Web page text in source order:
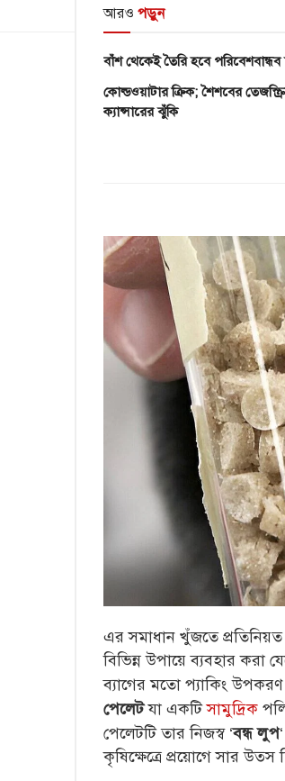
আরও পড়ুন
বাঁশ থেকেই তৈরি হবে পরিবেশবান্ধব
কোল্ডওয়াটার ক্রিক; শৈশবের
ক্যান্সারের ঝুঁকি
এর সমাধান খুঁজতে
বিভিন্ন উপায়ে ব্যবহার করা
ব্যাগের মতো প্যাকিং উপকরণ
পেলেটযা একটিসামুদ্রিক
পেলেটটি তার নিজস্ব ‘বন্ধ লুপ
কৃষিক্ষেত্রে প্রয়োগে সার উত্স